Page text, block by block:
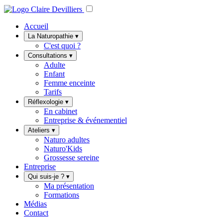
Accueil
La Naturopathie ▾
C'est quoi ?
Consultations ▾
Adulte
Enfant
Femme enceinte
Tarifs
Réflexologie ▾
En cabinet
Entreprise & événementiel
Ateliers ▾
Naturo adultes
Naturo'Kids
Grossesse sereine
Entreprise
Qui suis-je ? ▾
Ma présentation
Formations
Médias
Contact